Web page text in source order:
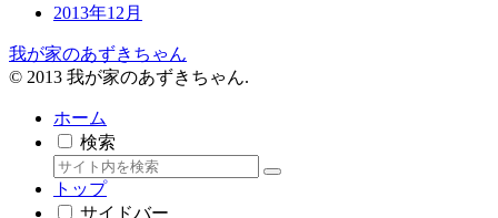
2013年12月
我が家のあずきちゃん
© 2013 我が家のあずきちゃん.
ホーム
検索
トップ
サイドバー